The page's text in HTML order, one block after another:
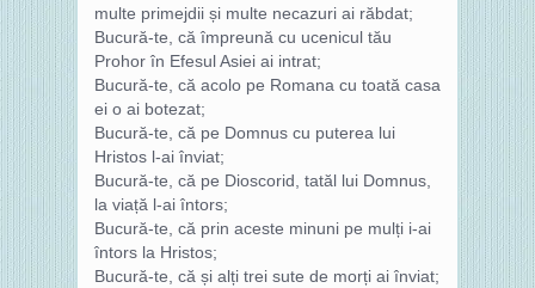
multe primejdii și multe necazuri ai răbdat;
Bucură-te, că împreună cu ucenicul tău
Prohor în Efesul Asiei ai intrat;
Bucură-te, că acolo pe Romana cu toată casa
ei o ai botezat;
Bucură-te, că pe Domnus cu puterea lui
Hristos l-ai înviat;
Bucură-te, că pe Dioscorid, tatăl lui Domnus,
la viață l-ai întors;
Bucură-te, că prin aceste minuni pe mulți i-ai
întors la Hristos;
Bucură-te, că și alți trei sute de morți ai înviat;